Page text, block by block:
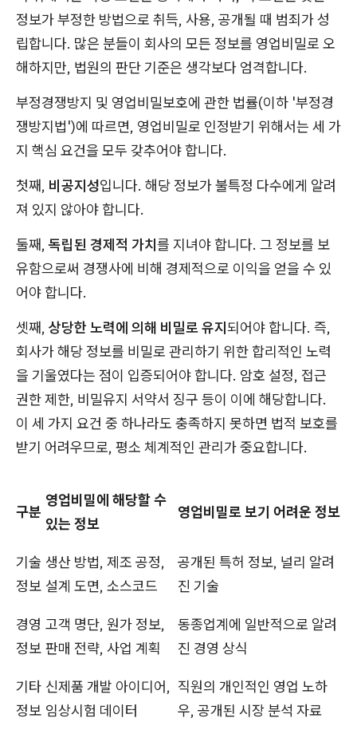
정보가 부정한 방법으로 취득, 사용, 공개될 때 범죄가 성
립합니다. 많은 분들이 회사의 모든 정보를 영업비밀로 오
해하지만, 법원의 판단 기준은 생각보다 엄격합니다.
부정경쟁방지 및 영업비밀보호에 관한 법률(이하 '부정경
쟁방지법')에 따르면, 영업비밀로 인정받기 위해서는 세 가
지 핵심 요건을 모두 갖추어야 합니다.
첫째, 비공지성입니다. 해당 정보가 불특정 다수에게 알려
져 있지 않아야 합니다.
둘째,독립된 경제적 가치를 지녀야 합니다. 그 정보를 보
유함으로써 경쟁사에 비해 경제적으로 이익을 얻을 수 있
어야 합니다.
셋째, 상당한 노력에 의해 비밀로 유지되어야 합니다. 즉,
회사가 해당 정보를 비밀로 관리하기 위한 합리적인 노력
을 기울였다는 점이 입증되어야 합니다. 암호 설정, 접근
권한 제한, 비밀유지 서약서 징구 등이 이에 해당합니다.
이 세 가지 요건 중 하나라도 충족하지 못하면 법적 보호를
받기 어려우므로, 평소 체계적인 관리가 중요합니다.
구분
영업비밀에 해당할 수
있는 정보
영업비밀로 보기 어려운 정보
기술
정보
생산 방법, 제조 공정,
설계 도면, 소스코드
공개된 특허 정보, 널리 알려
진 기술
경영
정보
고객 명단, 원가 정보,
판매 전략, 사업 계획
동종업계에 일반적으로 알려
진 경영 상식
기타
정보
신제품 개발 아이디어,
임상시험 데이터
직원의 개인적인 영업 노하
우, 공개된 시장 분석 자료